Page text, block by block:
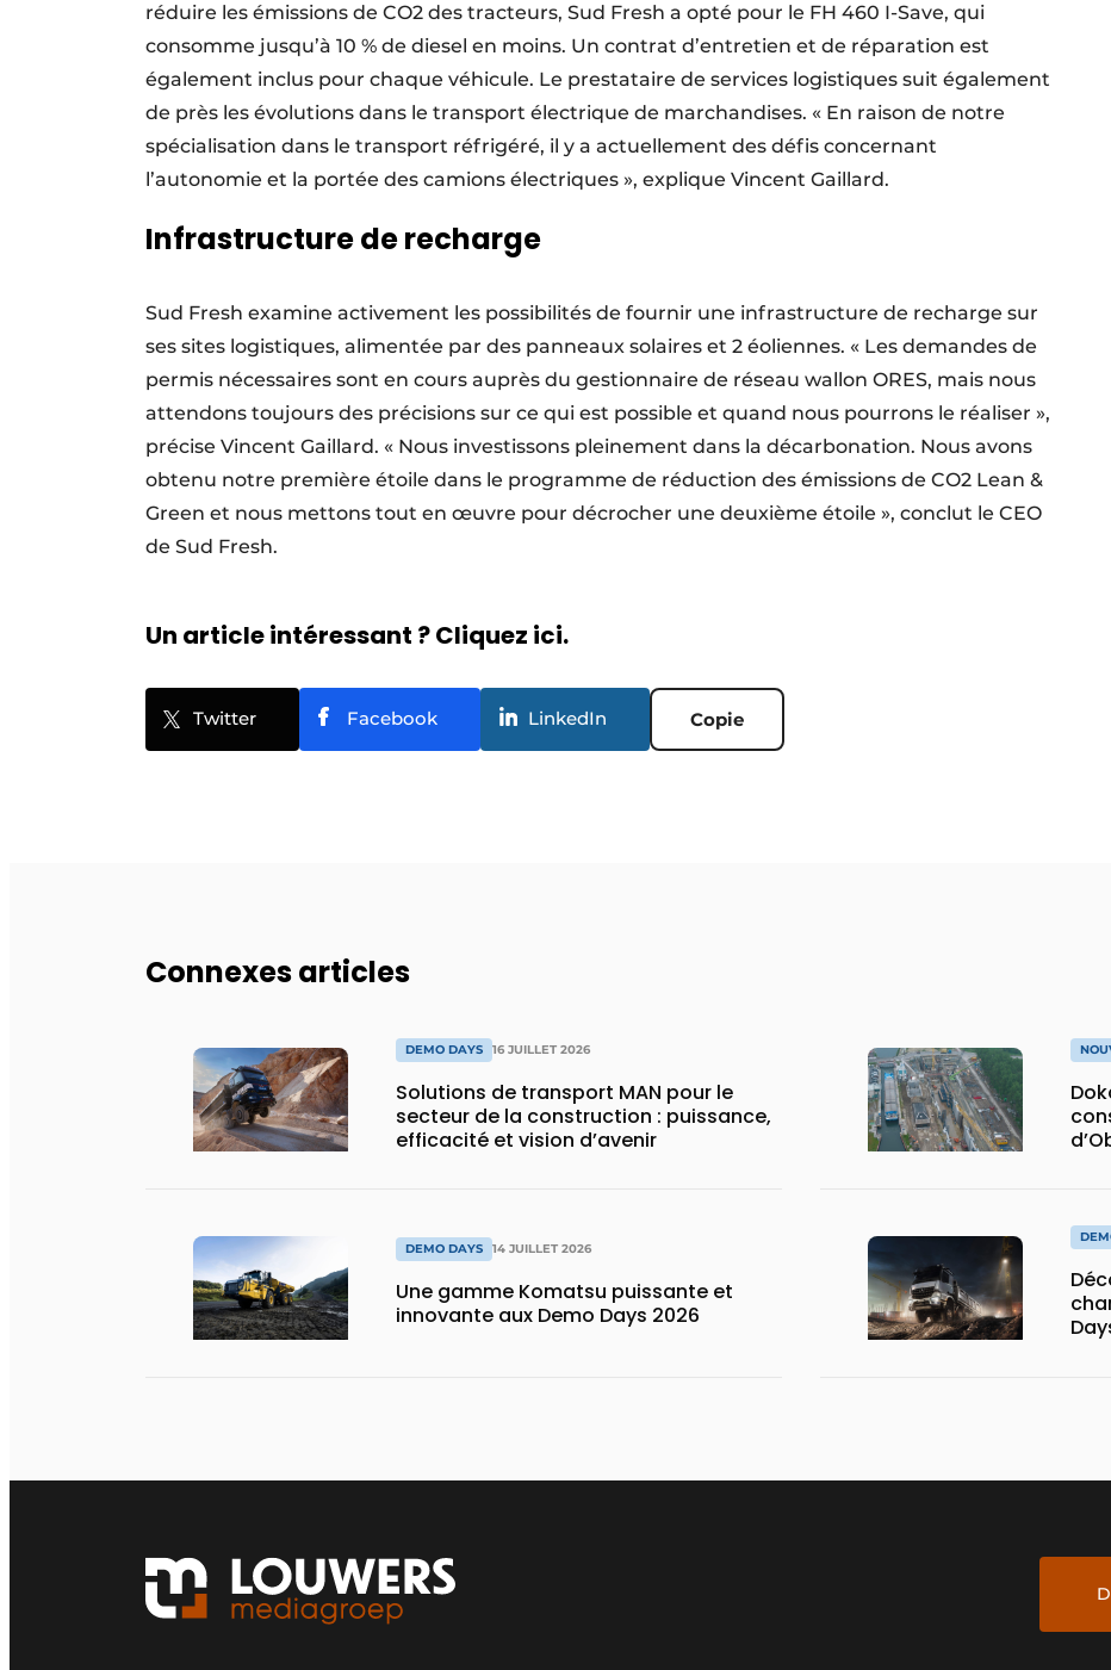
réduire les émissions de CO2 des tracteurs, Sud Fresh a opté pour le FH 460 I-Save, qui
consomme jusqu’à 10 % de diesel en moins. Un contrat d’entretien et de réparation est
également inclus pour chaque véhicule. Le prestataire de services logistiques suit également
de près les évolutions dans le transport électrique de marchandises. « En raison de notre
spécialisation dans le transport réfrigéré, il y a actuellement des défis concernant
l’autonomie et la portée des camions électriques », explique Vincent Gaillard.
Infrastructure de recharge
Sud Fresh examine activement les possibilités de fournir une infrastructure de recharge sur
ses sites logistiques, alimentée par des panneaux solaires et 2 éoliennes. « Les demandes de
permis nécessaires sont en cours auprès du gestionnaire de réseau wallon ORES, mais nous
attendons toujours des précisions sur ce qui est possible et quand nous pourrons le réaliser »,
précise Vincent Gaillard. « Nous investissons pleinement dans la décarbonation. Nous avons
obtenu notre première étoile dans le programme de réduction des émissions de CO2 Lean &
Green et nous mettons tout en œuvre pour décrocher une deuxième étoile », conclut le CEO
de Sud Fresh.
Un article intéressant ? Cliquez ici.
Twitter Facebook LinkedIn Copie
Connexes articles
DEMO DAYS 16 JUILLET 2026
Solutions de transport MAN pour le
secteur de la construction : puissance,
efficacité et vision d’avenir
DEMO DAYS 14 JUILLET 2026
Une gamme Komatsu puissante et
innovante aux Demo Days 2026